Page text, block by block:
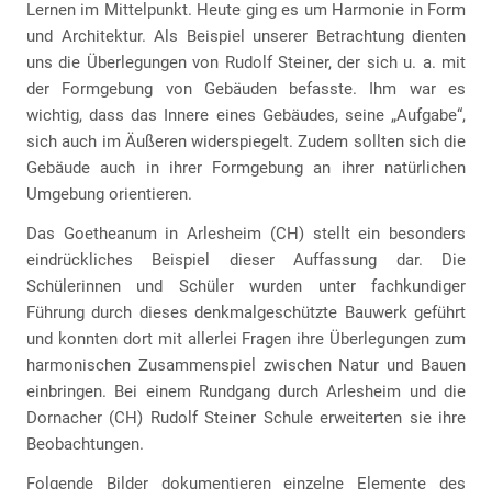
Lernen im Mittelpunkt. Heute ging es um Harmonie in Form
und Architektur. Als Beispiel unserer Betrachtung dienten
uns die Überlegungen von Rudolf Steiner, der sich u. a. mit
der Formgebung von Gebäuden befasste. Ihm war es
wichtig, dass das Innere eines Gebäudes, seine „Aufgabe“,
sich auch im Äußeren widerspiegelt. Zudem sollten sich die
Gebäude auch in ihrer Formgebung an ihrer natürlichen
Umgebung orientieren.
Das Goetheanum in Arlesheim (CH) stellt ein besonders
eindrückliches Beispiel dieser Auffassung dar. Die
Schülerinnen und Schüler wurden unter fachkundiger
Führung durch dieses denkmalgeschützte Bauwerk geführt
und konnten dort mit allerlei Fragen ihre Überlegungen zum
harmonischen Zusammenspiel zwischen Natur und Bauen
einbringen. Bei einem Rundgang durch Arlesheim und die
Dornacher (CH) Rudolf Steiner Schule erweiterten sie ihre
Beobachtungen.
Folgende Bilder dokumentieren einzelne Elemente des